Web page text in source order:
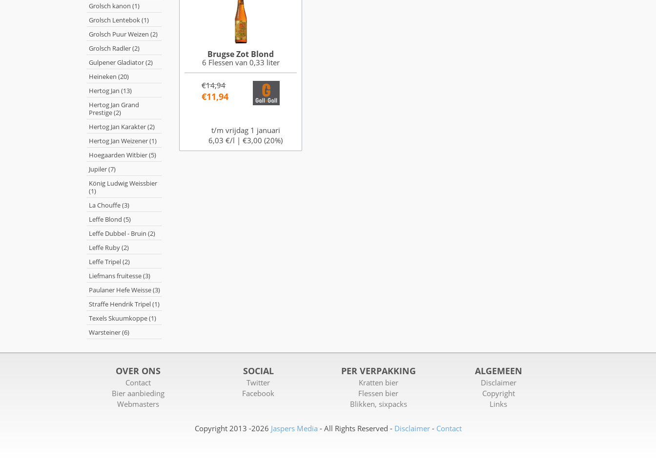
Grolsch kanon (1)
Grolsch Lentebok (1)
Grolsch Puur Weizen (2)
Grolsch Radler (2)
Gulpener Gladiator (2)
Heineken (20)
Hertog Jan (13)
Hertog Jan Grand
Prestige (2)
Hertog Jan Karakter (2)
Hertog Jan Weizener (1)
Hoegaarden Witbier (5)
Jupiler (7)
König Ludwig Weissbier
(1)
La Chouffe (3)
Leffe Blond (5)
Leffe Dubbel - Bruin (2)
Leffe Ruby (2)
Leffe Tripel (2)
Liefmans fruitesse (3)
Paulaner Hefe Weisse (3)
Straffe Hendrik Tripel (1)
Texels Skuumkoppe (1)
Warsteiner (6)
Brugse Zot Blond
6 Flessen van 0,33 liter
€14,94
€11,94
t/m vrijdag 1 januari
6,03 €/l | €3,00 (20%)
OVER ONS
Contact
Bier aanbieding
Webmasters
SOCIAL
Twitter
Facebook
PER VERPAKKING
Kratten bier
Flessen bier
Blikken, sixpacks
ALGEMEEN
Disclaimer
Copyright
Links
Copyright 2013 -2026 Jaspers Media - All Rights Reserved - Disclaimer- Contact